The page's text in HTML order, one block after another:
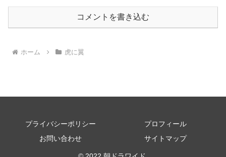
コメントを書き込む
ホーム 虎に翼
プライバシーポリシー
プロフィール
お問い合わせ
サイトマップ